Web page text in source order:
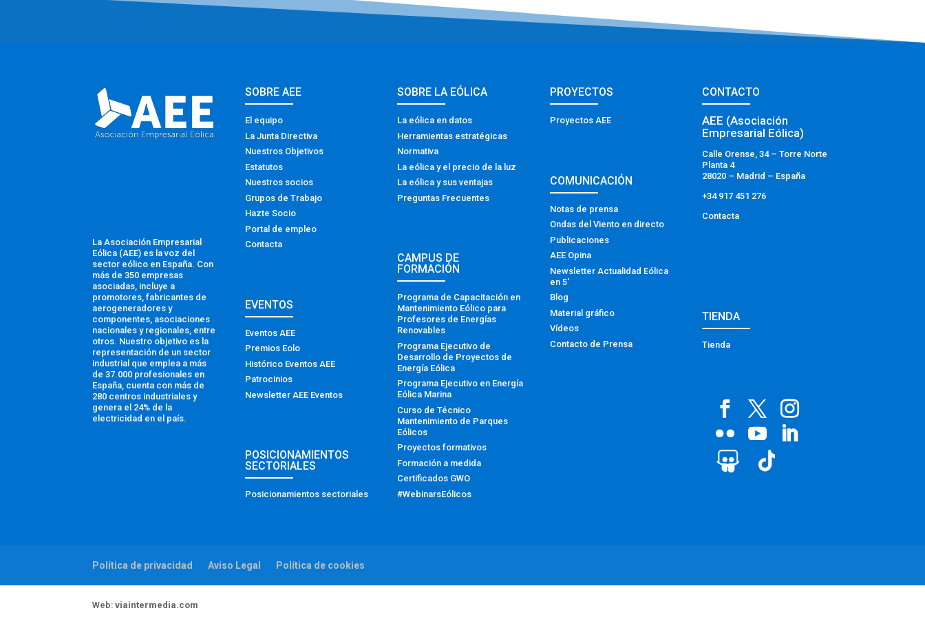
La Asociación Empresarial
Eólica (AEE) es la voz del
sector eólico en España. Con
más de 350 empresas
asociadas, incluye a
promotores, fabricantes de
aerogeneradores y
componentes, asociaciones
nacionales y regionales, entre
otros. Nuestro objetivo es la
representación de un sector
industrial que emplea a más
de 37.000 profesionales en
España, cuenta con más de
280 centros industriales y
genera el 24% de la
electricidad en el país.
SOBRE AEE
El equipo
La Junta Directiva
Nuestros Objetivos
Estatutos
Nuestros socios
Grupos de Trabajo
Hazte Socio
Portal de empleo
Contacta
EVENTOS
Eventos AEE
Premios Eolo
Histórico Eventos AEE
Patrocinios
Newsletter AEE Eventos
POSICIONAMIENTOS
SECTORIALES
Posicionamientos sectoriales
SOBRE LA EÓLICA
La eólica en datos
Herramientas estratégicas
Normativa
La eólica y el precio de la luz
La eólica y sus ventajas
Preguntas Frecuentes
CAMPUS DE
FORMACIÓN
Programa de Capacitación en
Mantenimiento Eólico para
Profesores de Energías
Renovables
Programa Ejecutivo de
Desarrollo de Proyectos de
Energía Eólica
Programa Ejecutivo en Energía
Eólica Marina
Curso de Técnico
Mantenimiento de Parques
Eólicos
Proyectos formativos
Formación a medida
Certificados GWO
#WebinarsEólicos
PROYECTOS
Proyectos AEE
COMUNICACIÓN
Notas de prensa
Ondas del Viento en directo
Publicaciones
AEE Opina
Newsletter Actualidad Eólica
en 5′
Blog
Material gráfico
Vídeos
Contacto de Prensa
CONTACTO
AEE (Asociación
Empresarial Eólica)
Calle Orense, 34 – Torre Norte
Planta 4
28020 – Madrid – España
+34 917 451 276
Contacta
TIENDA
Tienda
Política de privacidad Aviso Legal Política de cookies
Web:viaintermedia.com